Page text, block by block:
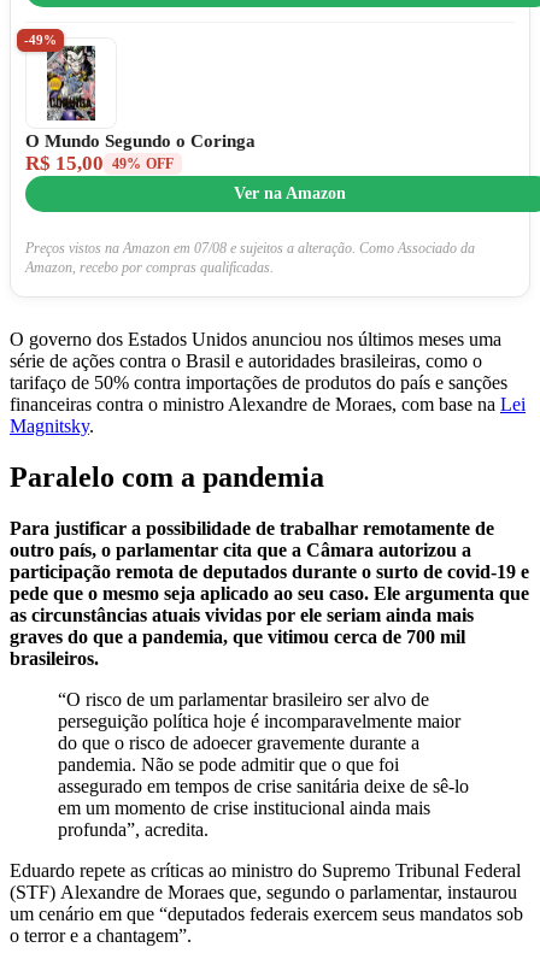
-49%
O Mundo Segundo o Coringa
R$ 15,00 49% OFF
Ver na Amazon
Preços vistos na Amazon em 07/08 e sujeitos a alteração. Como Associado da
Amazon, recebo por compras qualificadas.
O governo dos Estados Unidos anunciou nos últimos meses uma
série de ações contra o Brasil e autoridades brasileiras, como o
tarifaço de 50% contra importações de produtos do país e sanções
financeiras contra o ministro Alexandre de Moraes, com base na Lei
Magnitsky.
Paralelo com a pandemia
Para justificar a possibilidade de trabalhar remotamente de
outro país, o parlamentar cita que a Câmara autorizou a
participação remota de deputados durante o surto de covid-19 e
pede que o mesmo seja aplicado ao seu caso. Ele argumenta que
as circunstâncias atuais vividas por ele seriam ainda mais
graves do que a pandemia, que vitimou cerca de 700 mil
brasileiros.
“O risco de um parlamentar brasileiro ser alvo de
perseguição política hoje é incomparavelmente maior
do que o risco de adoecer gravemente durante a
pandemia. Não se pode admitir que o que foi
assegurado em tempos de crise sanitária deixe de sê-lo
em um momento de crise institucional ainda mais
profunda”, acredita.
Eduardo repete as críticas ao ministro do Supremo Tribunal Federal
(STF) Alexandre de Moraes que, segundo o parlamentar, instaurou
um cenário em que “deputados federais exercem seus mandatos sob
o terror e a chantagem”.